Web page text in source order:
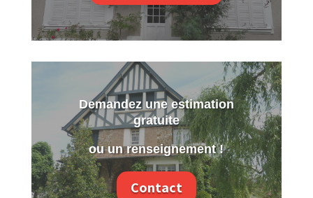
Demandez une estimation
gratuite
ou un renseignement !
Contact